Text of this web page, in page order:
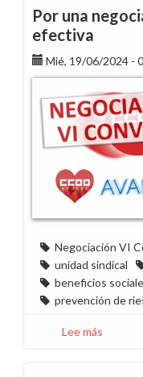
modelo
de
Por una
efectiva
Mié, 19/06/2024 -
Negociación VI
unidad sindical
beneficios
prevención de
Lee más